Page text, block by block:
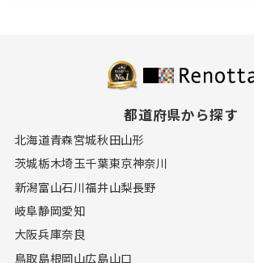
都道府県から探す
北海道青森宮城秋田山形
茨城栃木埼玉千葉東京神奈川
新潟富山石川福井山梨長野
岐阜静岡愛知
大阪兵庫奈良
鳥取島根岡山広島山口